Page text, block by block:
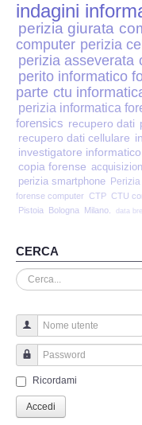
Perizia
Perizia Estimo
Perizia
Perizia Cloud
Perizia E-mail
Perizia Truffa
Perizia Dash
Perizia
Perizia Chat
Perizia DVR
indagini
perizia giurata
computer perizia
perizia asseverata
perito informatico
parte ctu
perizia informatica
forensics recupero dati
recupero dati cellulare
investigatore informatico
copia forense
perizia smartphone
forense computer CTP CTU
Pistoia
Bologna Milano. data
CERCA
Cerca...
Nome utente
Password
Ricordami
Accedi